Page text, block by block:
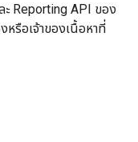
ะ Reporting API ของ
รือเจ้าของเนื้อหาที่